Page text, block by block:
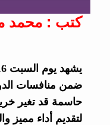
كتب : محمد
ضمن منافسات
حاسمة قد تغير
لتقديم أداء مميز